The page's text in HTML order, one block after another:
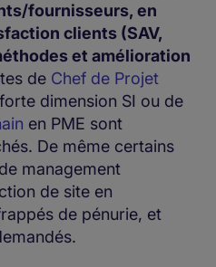
fournisseurs, en
clients (SAV,
et amélioration
de Chef de Projet
dimension SI ou de
en PME sont
De même certains
management
de site en
de pénurie, et